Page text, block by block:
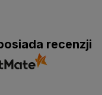
recenzji